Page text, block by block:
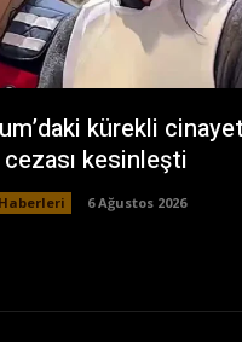
kürekli
kesinleşti
6 Ağustos 2026